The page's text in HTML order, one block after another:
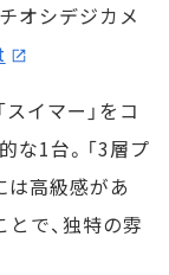
オシデジカメ
イマー」をコ
な1台。「3層プ
は高級感があ
で、独特の雰